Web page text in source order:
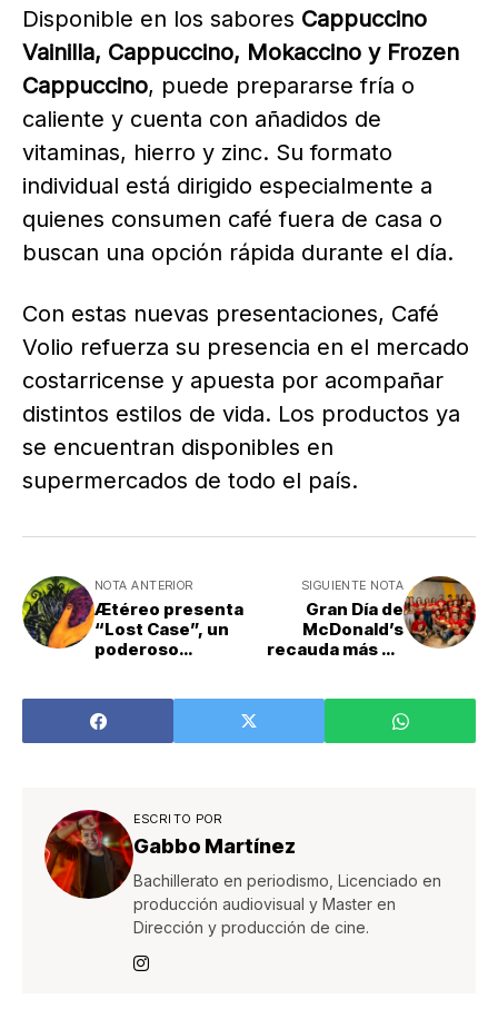
Disponible en los sabores Cappuccino
Vainilla, Cappuccino, Mokaccino y Frozen
Cappuccino, puede prepararse fría o
caliente y cuenta con añadidos de
vitaminas, hierro y zinc. Su formato
individual está dirigido especialmente a
quienes consumen café fuera de casa o
buscan una opción rápida durante el día.
Con estas nuevas presentaciones, Café
Volio refuerza su presencia en el mercado
costarricense y apuesta por acompañar
distintos estilos de vida. Los productos ya
se encuentran disponibles en
supermercados de todo el país.
NOTA ANTERIOR
Ætéreo presenta
“Lost Case”, un
poderoso
etapa artística
SIGUIENTE NOTA
Gran Día de
McDonald’s
recauda más de
ESCRITO POR
Gabbo Martínez
Bachillerato en periodismo, Licenciado en
producción audiovisual y Master en
Dirección y producción de cine.